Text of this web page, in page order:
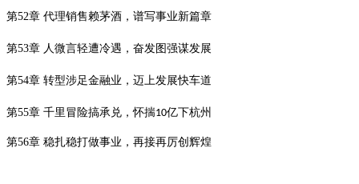
第52章 代理销售赖茅酒，谱写事业新篇章
第53章 人微言轻遭冷遇，奋发图强谋发展
第54章 转型涉足金融业，迈上发展快车道
第55章 千里冒险搞承兑，怀揣10亿下杭州
第56章 稳扎稳打做事业，再接再厉创辉煌